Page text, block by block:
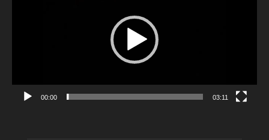
00:00 03:11